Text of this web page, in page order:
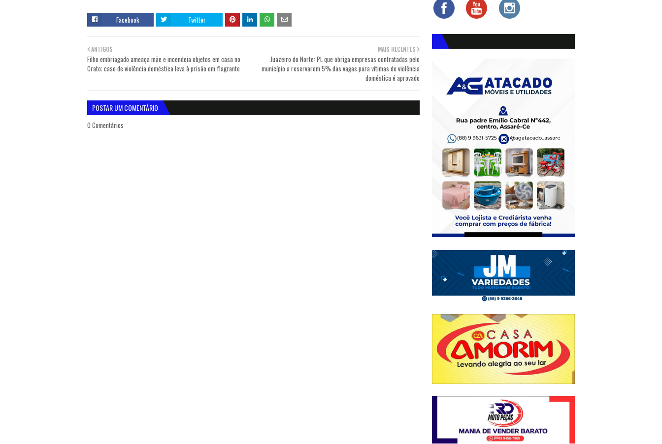
Facebook Twitter
MAIS RECENTES
Juazeiro do Norte: PL que obriga empresas contratadas pelo
município a reservarem 5% das vagas para vítimas de violência
doméstica é aprovado
ANTIGOS
Filho embriagado ameaça mãe e incendeia objetos em casa no
Crato; caso de violência doméstica leva à prisão em flagrante
POSTAR UM COMENTÁRIO
0 Comentários